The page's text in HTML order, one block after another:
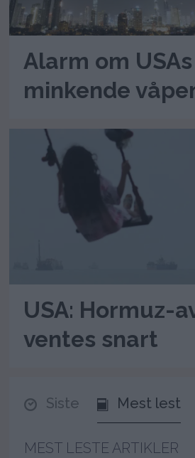
Alarm om USAs
minkende
USA: Hormuz-
ventes snart
Siste Mest lest
MEST LESTE ARTIKLER